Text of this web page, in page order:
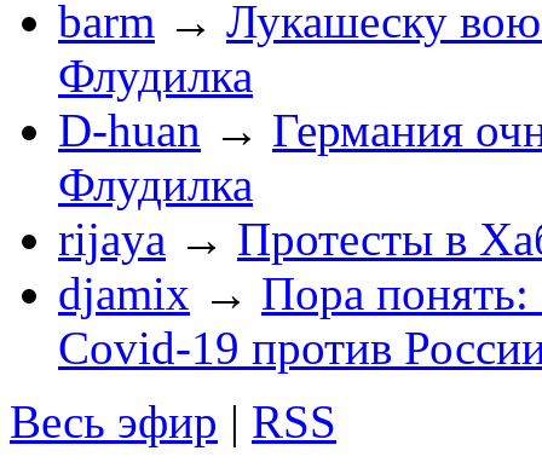
barm → Лукашеску
Флудилка
D-huan → Германия
Флудилка
rijaya → Протесты в
djamix → Пора
Covid-19 против
Весь эфир | RSS